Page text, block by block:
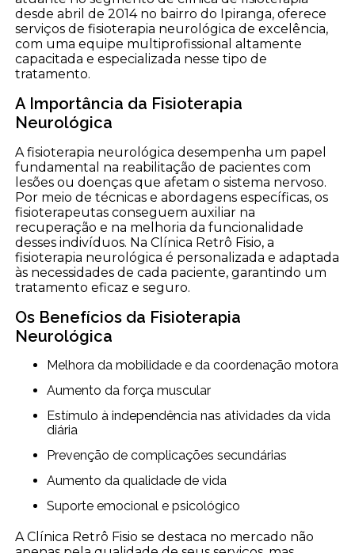
desde abril de 2014 no bairro do Ipiranga, oferece
serviços de fisioterapia neurológica de excelência,
com uma equipe multiprofissional altamente
capacitada e especializada nesse tipo de
tratamento.
A Importância da Fisioterapia
Neurológica
A fisioterapia neurológica desempenha um papel
fundamental na reabilitação de pacientes com
lesões ou doenças que afetam o sistema nervoso.
Por meio de técnicas e abordagens específicas, os
fisioterapeutas conseguem auxiliar na
recuperação e na melhoria da funcionalidade
desses indivíduos. Na Clínica Retrô Fisio, a
fisioterapia neurológica é personalizada e adaptada
às necessidades de cada paciente, garantindo um
tratamento eficaz e seguro.
Os Benefícios da Fisioterapia
Neurológica
Melhora da mobilidade e da coordenação motora
Aumento da força muscular
Estímulo à independência nas atividades da vida
diária
Prevenção de complicações secundárias
Aumento da qualidade de vida
Suporte emocional e psicológico
A Clínica Retrô Fisio se destaca no mercado não